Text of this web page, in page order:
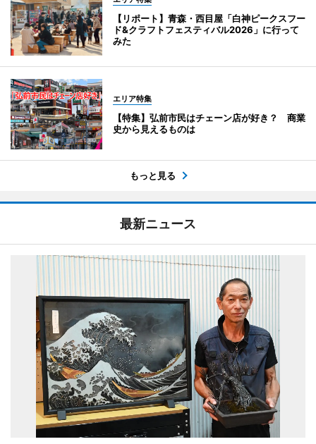
【リポート】青森・西目屋「白神ピークスフー
ド&クラフトフェスティバル2026」に行って
みた
エリア特集
【特集】弘前市民はチェーン店が好き？ 商業
史から見えるものは
もっと見る
最新ニュース